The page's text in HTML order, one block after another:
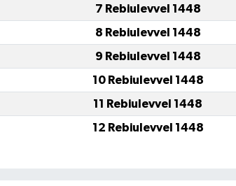
7 Rebiulevvel 1448
8 Rebiulevvel 1448
9 Rebiulevvel 1448
10 Rebiulevvel 1448
11 Rebiulevvel 1448
12 Rebiulevvel 1448